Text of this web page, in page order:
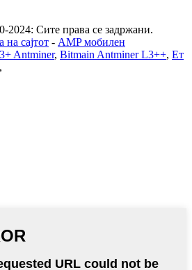
2024: Сите права се задржани.
на сајтот - AMP мобилен
Antminer, Bitmain Antminer L3++, Ет
,